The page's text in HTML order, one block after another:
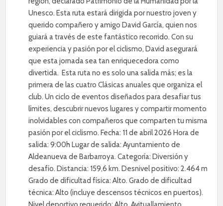
Unesco. Esta ruta estará dirigida por nuestro joven y
querido compañero y amigo David García, quien nos
guiará a través de este fantástico recorrido. Con su
experiencia y pasión por el ciclismo, David asegurará
que esta jornada sea tan enriquecedora como
divertida. Esta ruta no es solo una salida más; es la
primera de las cuatro Clásicas anuales que organiza el
club. Un ciclo de eventos diseñados para desafiar tus
límites, descubrir nuevos lugares y compartir momentos
inolvidables con compañeros que comparten tu misma
pasión por el ciclismo. Fecha: 11 de abril 2026 Hora de
salida: 9:00h Lugar de salida: Ayuntamiento de
Aldeanueva de Barbarroya. Categoría: Diversión y
desafío. Distancia: 159,6 km. Desnivel positivo: 2.464 m.
Grado de dificultad física: Alto. Grado de dificultad
técnica: Alto (incluye descensos técnicos en puertos).